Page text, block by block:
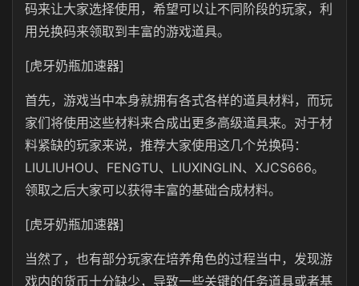
码来让大家选择使用，希望可以让不同阶段的玩家，利
用兑换码来领取到丰富的游戏道具。
[虎牙奶瓶加速器]
首先，游戏当中本身就拥有各式各样的道具材料，而玩
家们将使用这些材料来合成出更多高级道具来。对于材
料紧缺的玩家来说，推荐大家使用这几个兑换码：
LIULIUHOU、FENGTU、LIUXINGLIN、XJCS666。
领取之后大家可以获得丰富的基础合成材料。
[虎牙奶瓶加速器]
当然了，也有部分玩家在培养角色的过程当中，发现游
戏内的货币十分缺少，导致一些关键的任务道具或者基